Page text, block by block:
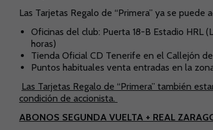
Las Tarjetas Regalo de “Primera” ya se
Oficinas del club: Puerta 18-B Estadio HRL
horas)
Tienda Oficial CD Tenerife en el Callejón
Puntos habituales venta entradas en la
Las Tarjetas Regalo de “Primera” también
condición de accionista.
ABONOS SEGUNDA VUELTA + REAL